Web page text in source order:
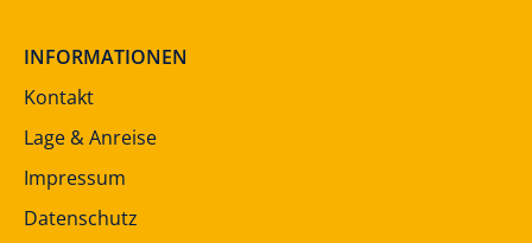
INFORMATIONEN
Kontakt
Lage & Anreise
Impressum
Datenschutz